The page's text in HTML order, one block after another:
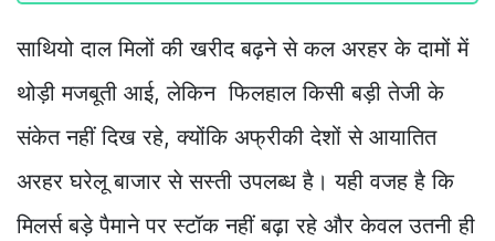
साथियो दाल मिलों की खरीद बढ़ने से कल अरहर के दामों में
थोड़ी मजबूती आई, लेकिन फिलहाल किसी बड़ी तेजी के
संकेत नहीं दिख रहे, क्योंकि अफ्रीकी देशों से आयातित
अरहर घरेलू बाजार से सस्ती उपलब्ध है। यही वजह है कि
मिलर्स बड़े पैमाने पर स्टॉक नहीं बढ़ा रहे और केवल उतनी ही